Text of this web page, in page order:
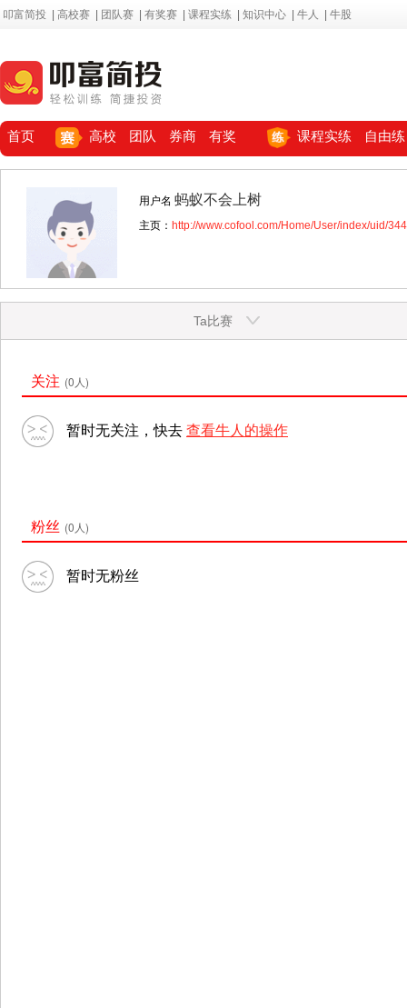
叩富简投 高校赛 团队赛 有奖赛 课程实练 知识中心 牛人 牛股
首页 高校 团队 券商 有奖 课程实练 自由练
用户名 蚂蚁不会上树
主页： http://www.cofool.com/Home/User/index/uid/
Ta比赛
关注 (0人)
暂时无关注，快去 查看牛人的操作
粉丝 (0人)
暂时无粉丝